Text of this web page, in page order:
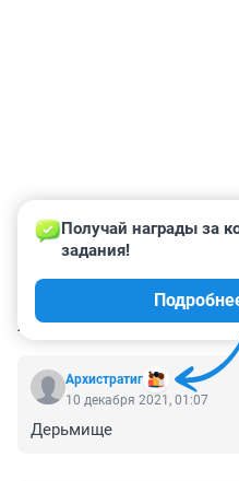
КОММЕНТАРИИ 109
Архистратиг
Получай награды за
задания!
10 декабря 2021, 01:07
Дерьмище